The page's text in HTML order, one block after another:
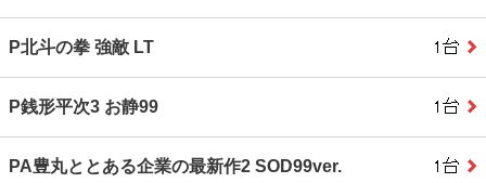
P北斗の拳 強敵 LT
P銭形平次3 お静99
PA豊丸ととある企業の最新作2 SOD99ver.